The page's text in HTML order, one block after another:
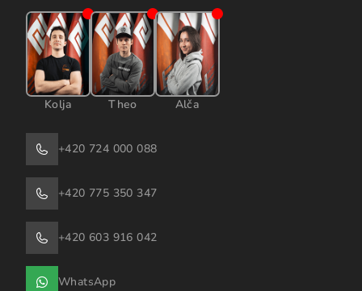
Kolja Theo Alča
+420 724 000 088
+420 775 350 347
+420 603 916 042
WhatsApp